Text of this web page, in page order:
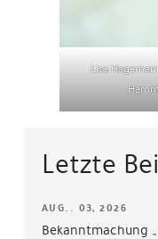
Lisa
Letzte
AUG.. 03, 2026
Bekanntmachung